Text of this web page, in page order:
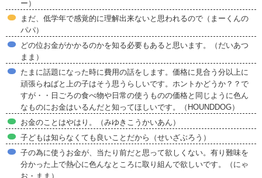
ー）
まだ、低学年で感覚的に理解出来ないと思われるので（まーくんの
パパ）
どの位お金がかかるのかを知る必要もあると思います。（だいあつ
まま）
たまに話題になった時に費用の話をします。価格に見合う分以上に
頑張らねばと上の子はそう思うらしいです。ホントかどうか？？で
すが・・日ごろの食べ物や日常の使うものの価格と同じように色ん
なものにお金はいるんだと知ってほしいです。（HOUNDDOG）
お金のことはやはり。（みゆきこうかいあん）
子どもは知らなくても良いことだから（せいざぶろう）
子の為に使うお金が、当たり前だと思って欲しくない。有り難味を
分かった上で熱心に色んなところに取り組んで欲しいです。（にゃ
お・まま）